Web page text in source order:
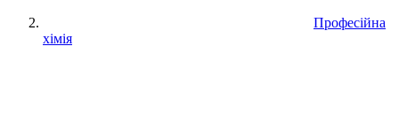
Професійна
хімія